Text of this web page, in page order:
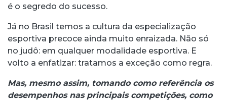
é o segredo do sucesso.
Já no Brasil temos a cultura da especialização
esportiva precoce ainda muito enraizada. Não só
no judô: em qualquer modalidade esportiva. E
volto a enfatizar: tratamos a exceção como regra.
Mas, mesmo assim, tomando como referência os
desempenhos nas principais competições, como